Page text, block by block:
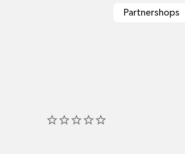
Partnershops